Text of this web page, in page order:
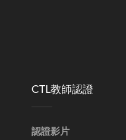
CTL教師認證
認證影片